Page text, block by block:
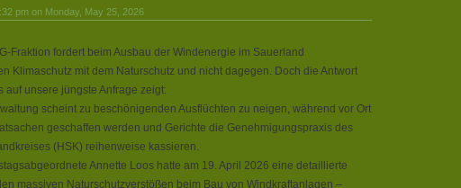
pm on Monday, May 25, 2026
Fraktion fordert beim Ausbau der Windenergie im Sauerland
Klimaschutz mit dem Naturschutz und nicht dagegen. Doch die Antwort
auf unsere jüngste Anfrage zeigt:
scheint zu beschönigenden Ausflüchten zu neigen, während vor Ort
geschaffen werden und Gerichte die Genehmigungspraxis des
(HSK) reihenweise kassieren.
Annette Loos hatte am 19. April 2026 eine detaillierte
massiven Naturschutzverstößen beim Bau von Windkraftanlagen –